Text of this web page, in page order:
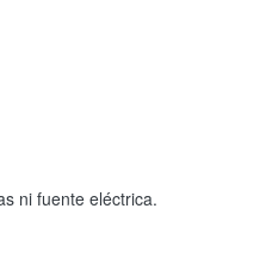
ni fuente eléctrica.